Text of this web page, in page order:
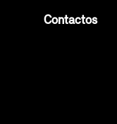
Contactos